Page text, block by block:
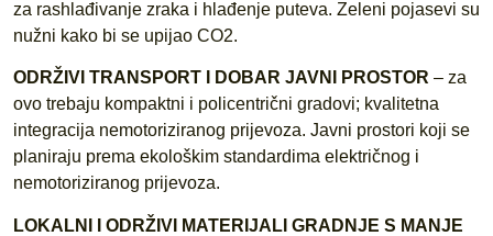
za rashlađivanje zraka i hlađenje puteva. Zeleni pojasevi su
nužni kako bi se upijao CO2.
ODRŽIVI TRANSPORT I DOBAR JAVNI PROSTOR – za
ovo trebaju kompaktni i policentrični gradovi; kvalitetna
integracija nemotoriziranog prijevoza. Javni prostori koji se
planiraju prema ekološkim standardima električnog i
nemotoriziranog prijevoza.
LOKALNI I ODRŽIVI MATERIJALI GRADNJE S MANJE